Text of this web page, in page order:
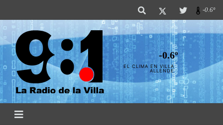
-0.6º
-0.6º
EL CLIMA EN VILLA
ALLENDE